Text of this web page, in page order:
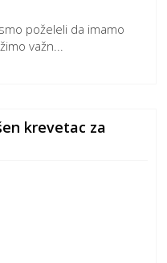
poželeli da imamo
važn...
krevetac za